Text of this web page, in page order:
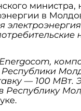
министра,
в
— 100
Республику